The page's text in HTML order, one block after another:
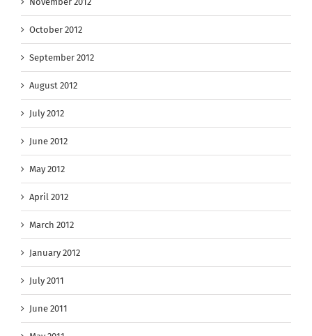
October 2012
September 2012
August 2012
July 2012
June 2012
May 2012
April 2012
March 2012
January 2012
July 2011
June 2011